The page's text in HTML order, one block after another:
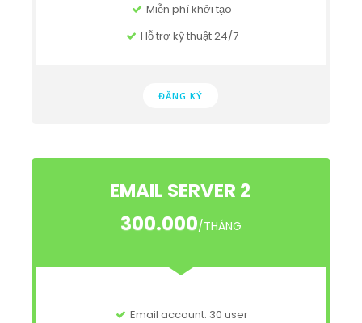
Miễn phí khởi tạo
Hỗ trợ kỹ thuật 24/7
ĐĂNG KÝ
EMAIL SERVER 2
300.000/THÁNG
Email account: 30 user